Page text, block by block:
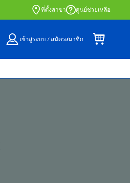
สั่งซื้อออนไลน์และรับที่หน้าร้านด้วย Click
ที่ตั้งสาขา ศูนย์ช่วยเหลือ
เข้าสู่ระบบ / สมัครสมาชิก